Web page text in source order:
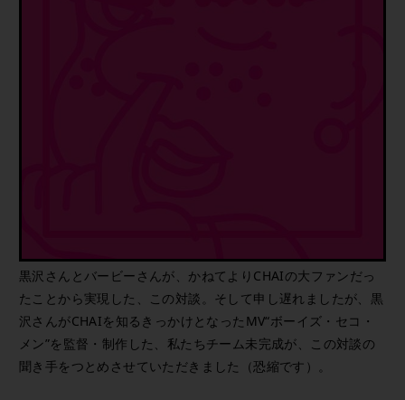
黒沢さんとバービーさんが、かねてよりCHAIの大ファンだっ
たことから実現した、この対談。そして申し遅れましたが、黒
沢さんがCHAIを知るきっかけとなったMV“ボーイズ・セコ・
メン”を監督・制作した、私たちチーム未完成が、この対談の
聞き手をつとめさせていただきました（恐縮です）。